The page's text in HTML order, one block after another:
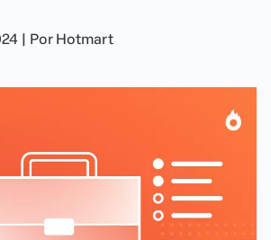
| Por Hotmart